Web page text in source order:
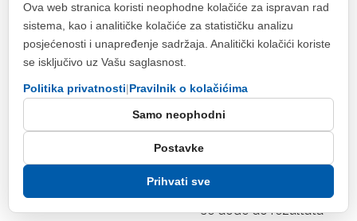
Harvard Univerziteta
Muhamed Isabegović i Haris Arnautović
pohađat će kurseve u trajanju od pet radnih
sedmica
"Ništa što je vrijedno
ne dolazi na brzinu.
Konstantan i marljiv
rad su jedini način da
se dođe do rezultata
Ova web stranica koristi neophodne kolačiće za ispravan rad
sistema, kao i analitičke kolačiće za statističku analizu
posjećenosti i unapređenje sadržaja. Analitički kolačići koriste
se isključivo uz Vašu saglasnost.
Politika privatnosti|Pravilnik o kolačićima
Samo neophodni
Postavke
Prihvati sve